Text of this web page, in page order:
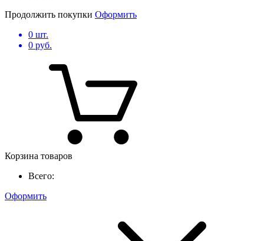
Продолжить покупки Оформить
0 шт.
0 руб.
Корзина товаров
Всего:
Оформить